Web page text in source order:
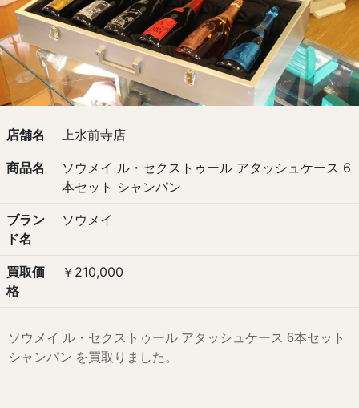
店舗名 上水前寺店
商品名
ソウメイ ル・セクストゥール アタッシュケース 6
本セット シャンパン
ブラン
ド名
ソウメイ
買取価
格
￥210,000
ソウメイ ル・セクストゥール アタッシュケース 6本セット
シャンパン を買取りました。